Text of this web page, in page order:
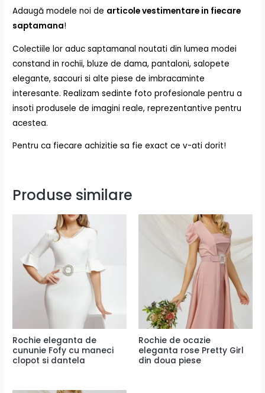
Adaugă modele noi de articole vestimentare in fiecare
saptamana!
Colectiile lor aduc saptamanal noutati din lumea modei
constand in rochii, bluze de dama, pantaloni, salopete
elegante, sacouri si alte piese de imbracaminte
interesante. Realizam sedinte foto profesionale pentru a
insoti produsele de imagini reale, reprezentantive pentru
acestea.
Pentru ca fiecare achizitie sa fie exact ce v-ati dorit!
Produse similare
Rochie eleganta de
cununie Fofy cu maneci
clopot si dantela
Rochie de ocazie
eleganta rose Pretty Girl
din doua piese